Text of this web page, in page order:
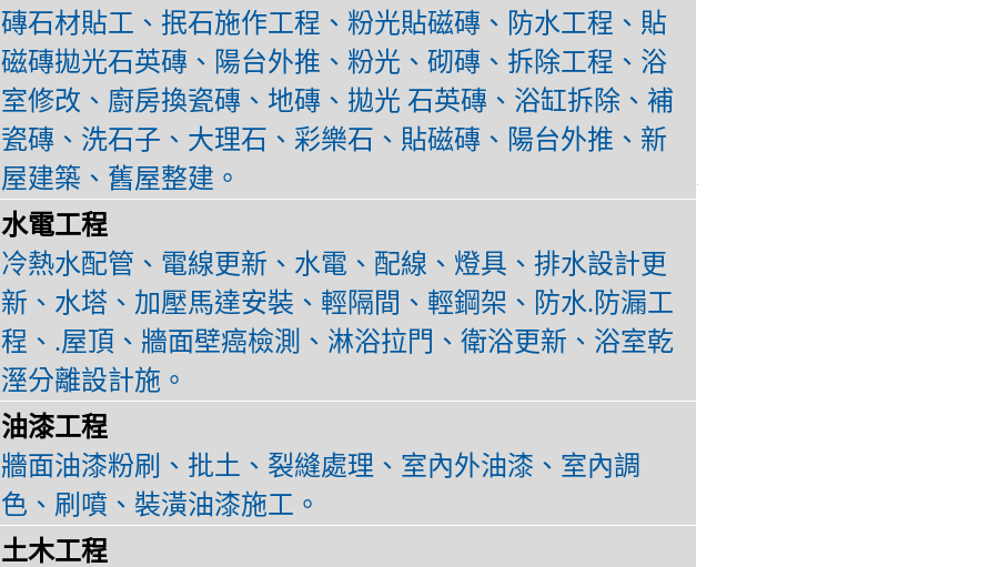
磚石材貼工、抿石施作工程、粉光貼磁磚、防水工程、貼
磁磚拋光石英磚、陽台外推、粉光、砌磚、拆除工程、浴
室修改、廚房換瓷磚、地磚、拋光 石英磚、浴缸拆除、補
瓷磚、洗石子、大理石、彩樂石、貼磁磚、陽台外推、新
屋建築、舊屋整建。
水電工程
冷熱水配管、電線更新、水電、配線、燈具、排水設計更
新、水塔、加壓馬達安裝、輕隔間、輕鋼架、防水.防漏工
程、.屋頂、牆面壁癌檢測、淋浴拉門、衛浴更新、浴室乾
溼分離設計施。
油漆工程
牆面油漆粉刷、批土、裂縫處理、室內外油漆、室內調
色、刷噴、裝潢油漆施工。
土木工程